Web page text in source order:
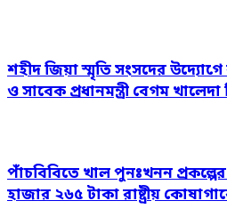
শহীদ জিয়া স্মৃতি সংসদের উদ্যোগে
ও সাবেক প্রধানমন্ত্রী বেগম
পাঁচবিবিতে খাল পুনঃখনন
হাজার ২৬৫ টাকা রাষ্ট্রীয়